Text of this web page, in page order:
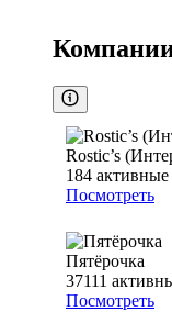
Rostic’s
184 активные
Посмотреть
Пятёрочка
37111
Посмотреть